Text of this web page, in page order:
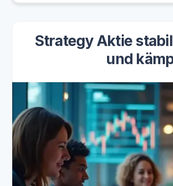
Strategy Aktie
und